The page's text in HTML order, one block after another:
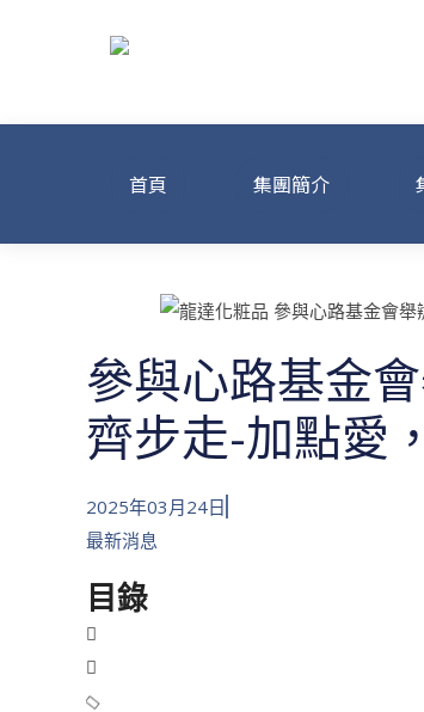
龍達化粧品
首頁 集團簡介
參與心路基金
齊步走-加點愛
2025年03月24日
最新消息
目錄